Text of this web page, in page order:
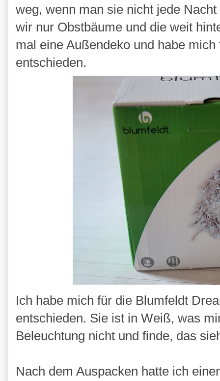
weg, wenn man sie nicht jede
wir nur Obstbäume und die weit
mal eine Außendeko und habe
entschieden.
Ich habe mich für die Blumfeldt
entschieden. Sie ist in Weiß, was
Beleuchtung nicht und finde, das
Nach dem Auspacken hatte ich